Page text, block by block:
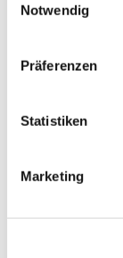
Notwendig
Präferenzen
Statistiken
Marketing